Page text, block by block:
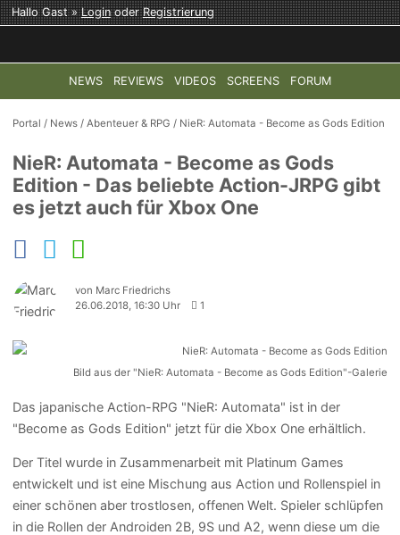
Hallo Gast »LoginoderRegistrierung
NEWS REVIEWS VIDEOS SCREENS FORUM
TOP-THEMEN: COD: MODERN WARFARE 4 HALO:
Portal / News /Abenteuer & RPG / NieR: Automata - Become as Gods Edition
NieR: Automata - Become as Gods
Edition - Das beliebte Action-JRPG gibt
es jetzt auch für Xbox One
von Marc Friedrichs
26.06.2018, 16:30 Uhr
1
Bild aus der "NieR: Automata - Become as Gods Edition"-Galerie
Das japanische Action-RPG "NieR: Automata" ist in der
"Become as Gods Edition" jetzt für die Xbox One erhältlich.
Der Titel wurde in Zusammenarbeit mit Platinum Games
entwickelt und ist eine Mischung aus Action und Rollenspiel in
einer schönen aber trostlosen, offenen Welt. Spieler schlüpfen
in die Rollen der Androiden 2B, 9S und A2, wenn diese um die